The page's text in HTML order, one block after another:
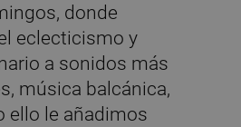
donde
eclecticismo y
a sonidos más
música balcánica,
ello le añadimos